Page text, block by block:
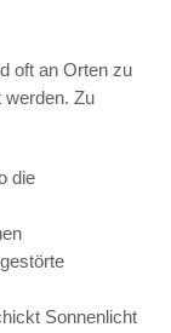
oft an Orten zu
werden. Zu
die
Sonnenlicht